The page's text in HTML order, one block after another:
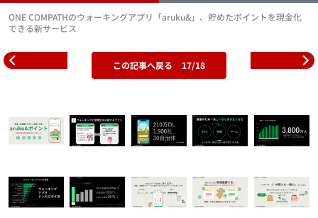
ONE COMPATHのウォーキングアプリ「aruku&」、貯めたポイントを現金化
できる新サービス
この記事へ戻る 17/18